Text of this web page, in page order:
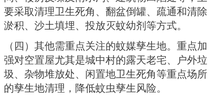
要采取清理卫生死角、翻盆倒罐、疏通和清除
淤积、沙土填埋、投放灭蚊幼剂等方式。
（四）其他需重点关注的蚊媒孳生地。重点加
强对空置屋尤其是城中村的露天老宅、户外垃
圾、杂物堆放处、闲置地卫生死角等重点场所
的孳生地清理，降低蚊虫孳生风险。